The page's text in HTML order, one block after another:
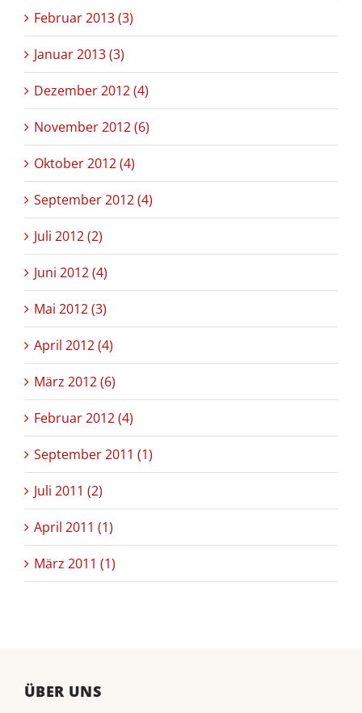
Februar 2013 (3)
Januar 2013 (3)
Dezember 2012 (4)
November 2012 (6)
Oktober 2012 (4)
September 2012 (4)
Juli 2012 (2)
Juni 2012 (4)
Mai 2012 (3)
April 2012 (4)
März 2012 (6)
Februar 2012 (4)
September 2011 (1)
Juli 2011 (2)
April 2011 (1)
März 2011 (1)
ÜBER UNS